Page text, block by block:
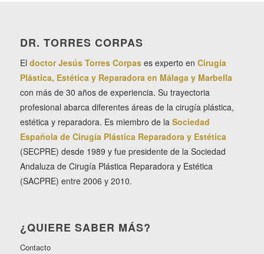
DR. TORRES CORPAS
El doctor Jesús Torres Corpases experto en Cirugía
Plástica, Estética y Reparadora en Málaga y Marbella
con más de 30 años de experiencia. Su trayectoria
profesional abarca diferentes áreas de la cirugía plástica,
estética y reparadora. Es miembro de la Sociedad
Española de Cirugía Plástica Reparadora y Estética
(SECPRE) desde 1989 y fue presidente de la Sociedad
Andaluza de Cirugía Plástica Reparadora y Estética
(SACPRE) entre 2006 y 2010.
¿QUIERE SABER MÁS?
Contacto